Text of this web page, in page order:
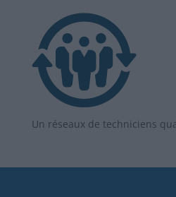
Un réseaux de techniciens